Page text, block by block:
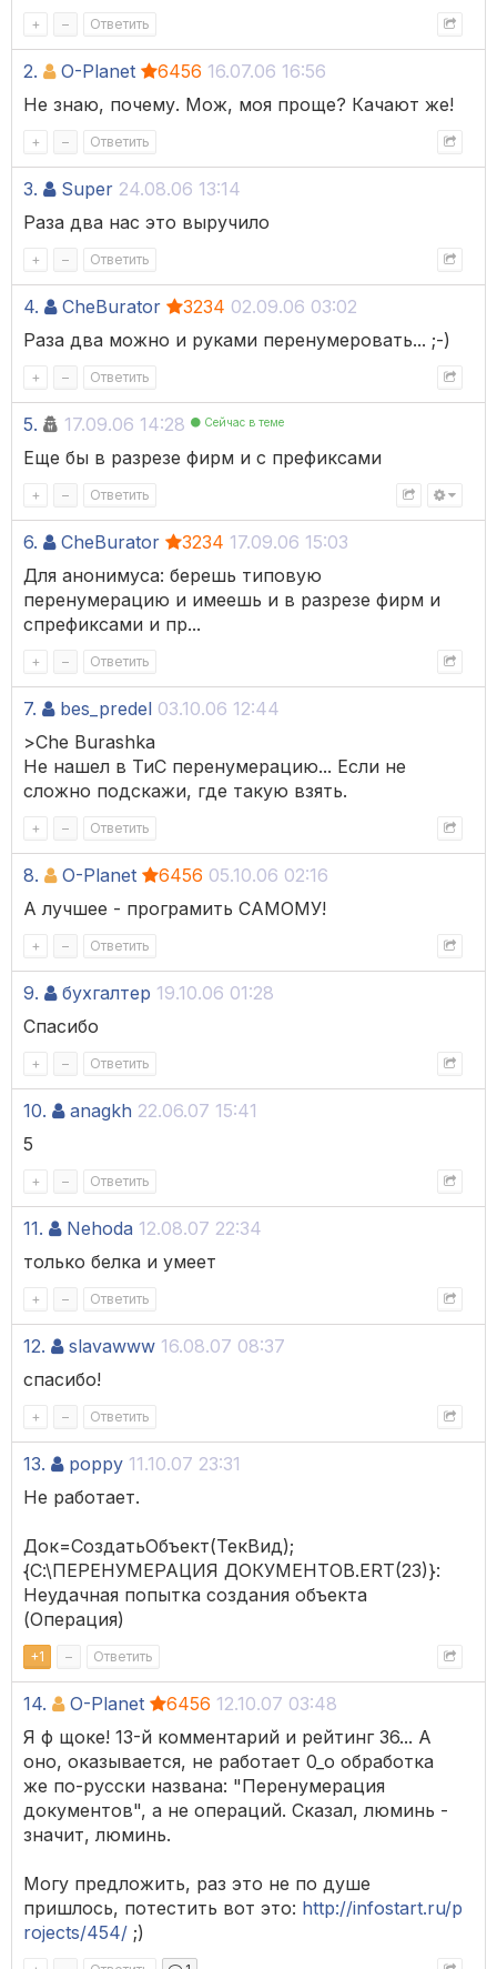
+ – Ответить
2. O-Planet 6456 16.07.06 16:56
Не знаю, почему. Мож, моя проще? Качают же!
+ – Ответить
3. Super 24.08.06 13:14
Раза два нас это выручило
+ – Ответить
4. CheBurator 3234 02.09.06 03:02
Раза два можно и руками перенумеровать... ;-)
+ – Ответить
5. 17.09.06 14:28 Сейчас в теме
Еще бы в разрезе фирм и с префиксами
+ – Ответить
6. CheBurator 3234 17.09.06 15:03
Для анонимуса: берешь типовую
перенумерацию и имеешь и в разрезе фирм и
спрефиксами и пр...
+ – Ответить
7. bes_predel 03.10.06 12:44
>Сhe Burashka
Не нашел в ТиС перенумерацию... Если не
сложно подскажи, где такую взять.
+ – Ответить
8. O-Planet 6456 05.10.06 02:16
А лучшее - програмить САМОМУ!
+ – Ответить
9. бухгалтер 19.10.06 01:28
Спасибо
+ – Ответить
10. anagkh 22.06.07 15:41
5
+ – Ответить
11. Nehoda 12.08.07 22:34
только белка и умеет
+ – Ответить
12. slavawww 16.08.07 08:37
спасибо!
+ – Ответить
13. poppy 11.10.07 23:31
Не работает.
Док=СоздатьОбъект(ТекВид);
{С:\ПЕРЕНУМЕРАЦИЯ ДОКУМЕНТОВ.ERT(23)}:
Неудачная попытка создания объекта
(Операция)
+1 – Ответить
14. O-Planet 6456 12.10.07 03:48
Я ф щоке! 13-й комментарий и рейтинг 36... А
оно, оказывается, не работает 0_о обработка
же по-русски названа: "Перенумерация
документов", а не операций. Сказал, люминь -
значит, люминь.
Могу предложить, раз это не по душе
пришлось, потестить вот это: http://infostart.ru/p
rojects/454/ ;)